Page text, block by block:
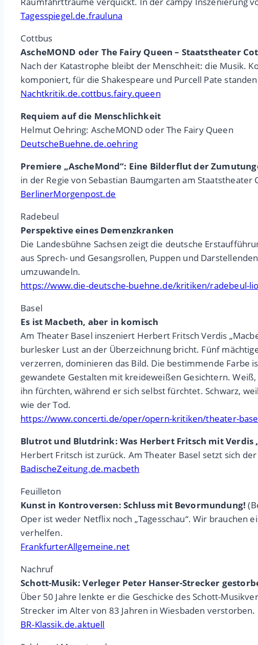
Tagesspiegel.de.frauluna
Cottbus
AscheMOND oder The Fairy Queen – Staatstheater
Nach der Katastrophe bleibt der Menschheit: die Musik.
komponiert, für die Shakespeare und Purcell Pate
Nachtkritik.de.cottbus.fairy.queen
Requiem auf die Menschlichkeit
Helmut Oehring: AscheMOND oder The Fairy Queen
DeutscheBuehne.de.oehring
Premiere „AscheMond“: Eine Bilderflut der
in der Regie von Sebastian Baumgarten am Staatstheater
BerlinerMorgenpost.de
Radebeul
Perspektive eines Demenzkranken
Die Landesbühne Sachsen zeigt die deutsche
aus Sprech- und Gesangsrollen, Puppen und
umzuwandeln.
https://www.die-deutsche-buehne.de/kritiken/radebeul-
Basel
Es ist Macbeth, aber in komisch
Am Theater Basel inszeniert Herbert Fritsch Verdis
burlesker Lust an der Überzeichnung bricht. Fünf
verzerren, dominieren das Bild. Die bestimmende Farbe
gewandete Gestalten mit kreideweißen Gesichtern.
ihn fürchten, während er sich selbst fürchtet. Schwarz,
wie der Tod.
https://www.concerti.de/oper/opern-kritiken/theater-
Blutrot und Blutdrink: Was Herbert Fritsch mit Verdis
Herbert Fritsch ist zurück. Am Theater Basel setzt sich
BadischeZeitung.de.macbeth
Feuilleton
Kunst in Kontroversen: Schluss mit Bevormundung!
Oper ist weder Netflix noch „Tagesschau“. Wir
verhelfen.
FrankfurterAllgemeine.net
Nachruf
Schott-Musik: Verleger Peter Hanser-Strecker
Über 50 Jahre lenkte er die Geschicke des Schott-
Strecker im Alter von 83 Jahren in Wiesbaden verstorben.
BR-Klassik.de.aktuell